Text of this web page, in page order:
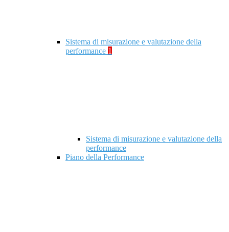
Sistema di misurazione e valutazione della
performance 1
Sistema di misurazione e valutazione della
performance
Piano della Performance